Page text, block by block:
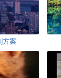
方案